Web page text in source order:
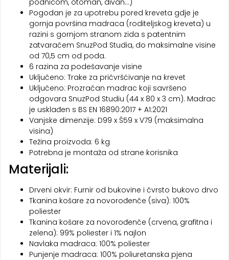
Pogodan je za upotrebu pored kreveta gdje je
gornja površina madraca (roditeljskog kreveta) u
razini s gornjom stranom zida s patentnim
zatvaračem SnuzPod Studia, do maksimalne visine
od 70,5 cm od poda.
6 razina za podešavanje visine
Uključeno: Trake za pričvršćivanje na krevet
Uključeno: Prozračan madrac koji savršeno
odgovara SnuzPod Studiu (44 x 80 x 3 cm). Madrac
je usklađen s BS EN 16890:2017 + A1:2021
Vanjske dimenzije: D99 x Š59 x V79 (maksimalna
visina)
Težina proizvoda: 6 kg
Potrebna je montaža od strane korisnika
Materijali:
Drveni okvir: Furnir od bukovine i čvrsto bukovo drvo
Tkanina košare za novorođenče (siva): 100%
poliester
Tkanina košare za novorođenče (crvena, grafitna i
zelena): 99% poliester i 1% najlon
Navlaka madraca: 100% poliester
Punjenje madraca: 100% poliuretanska pjena